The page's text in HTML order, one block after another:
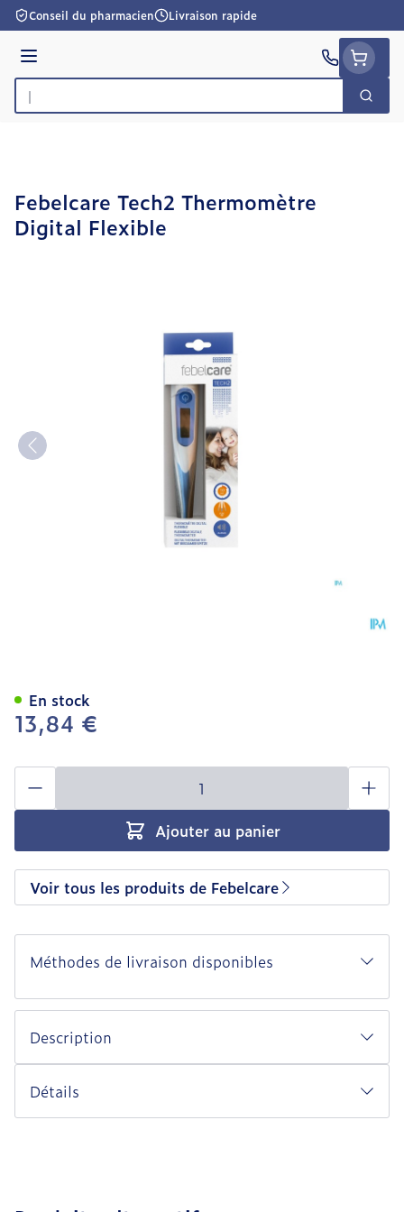
Aller au contenu
Conseil du pharmacien Livraison rapide
Menu
Rechercher
Febelcare Tech2 Thermomètre
Digital Flexible
13,84 €
Quantité
Ajouter au panier
En stock
Voir tous les produits de Febelcare
Méthodes de livraison disponibles
Description
Détails